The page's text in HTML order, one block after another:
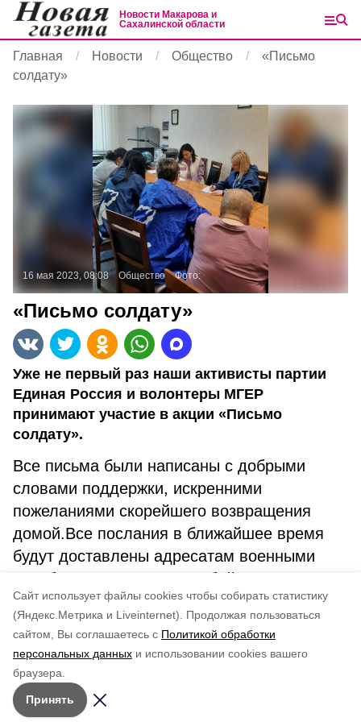
Cайт использует файлы cookies чтобы собирать статистику
(Яндекс.Метрика и Liveinternet).
Продолжая пользоваться
сайтом, Вы соглашаетесь с Политикой обработки
персональных данных и использовании cookies вашего
браузера.
Принять
Новости Макарова и
Сахалинской области
Главная Новости Общество
«Письмо
солдату»
16 мая 2023, 08:08 Общество Фото:
«Письмо солдату»
Уже не первый раз наши активисты партии
Единая Россия и волонтеры МГЕР
принимают участие в акции «Письмо
солдату».
Все письма были написаны с добрыми
словами поддержки, искренними
пожеланиями скорейшего возвращения
домой.Все послания в ближайшее время
будут доставлены адресатам военными
спецбортами. Поддержка бойцов продлится
до тех пор, пока будет идти специальная
военная операция.
Понравилась статья?
5